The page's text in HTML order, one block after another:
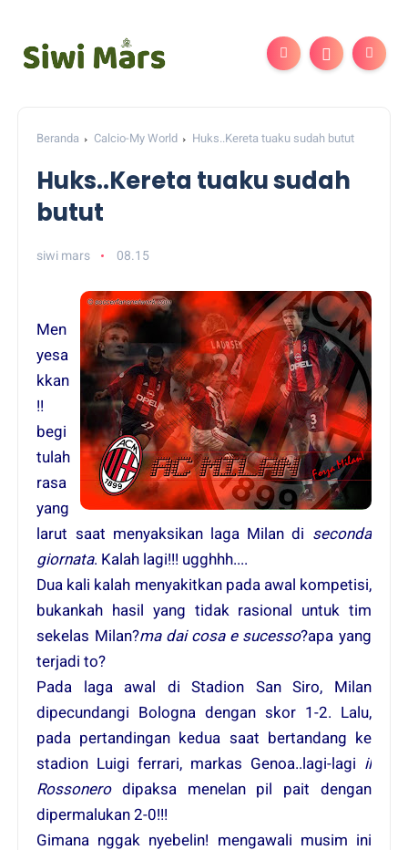
Beranda Calcio-My World Huks..Kereta tuaku sudah butut
Huks..Kereta tuaku sudah
butut
siwi mars 08.15
Men
yesa
kkan
!!
begi
tulah
rasa
yang
larut saat menyaksikan laga Milan di seconda
giornata. Kalah lagi!!! ugghhh....
Dua kali kalah menyakitkan pada awal kompetisi,
bukankah hasil yang tidak rasional untuk tim
sekelas Milan?ma dai cosa e sucesso?apa yang
terjadi to?
Pada laga awal di Stadion San Siro, Milan
dipecundangi Bologna dengan skor 1-2. Lalu,
pada pertandingan kedua saat bertandang ke
stadion Luigi ferrari, markas Genoa..lagi-lagi il
Rossonerodipaksa menelan pil pait dengan
dipermalukan 2-0!!!
Gimana nggak nyebelin! mengawali musim ini